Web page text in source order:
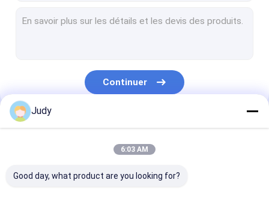
Continuer
Nos Catégories
Judy
6:03 AM
Good day, what product are you looking for?